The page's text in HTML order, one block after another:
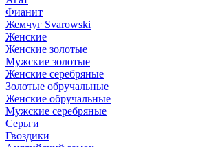
Фианит
Жемчуг Svarowski
Женские
Женские золотые
Мужские золотые
Женские серебряные
Золотые обручальные
Женские обручальные
Мужские серебряные
Серьги
Гвоздики